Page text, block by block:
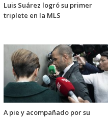
Luis Suárez logró su primer
triplete en la MLS
A pie y acompañado por su